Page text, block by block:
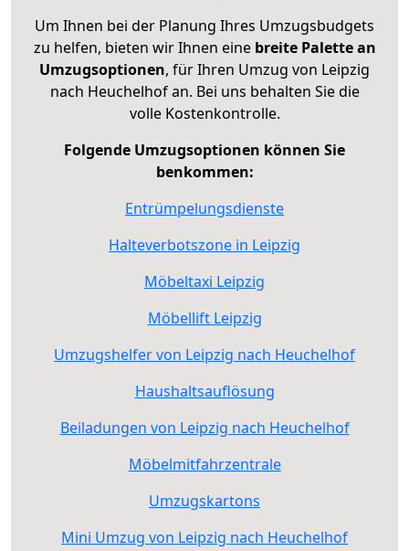
Um Ihnen bei der Planung Ihres Umzugsbudgets
zu helfen, bieten wir Ihnen eine breite Palette an
Umzugsoptionen, für Ihren Umzug von Leipzig
nach Heuchelhof an. Bei uns behalten Sie die
volle Kostenkontrolle.
Folgende Umzugsoptionen können Sie
benkommen:
Entrümpelungsdienste
Halteverbotszone in Leipzig
Möbeltaxi Leipzig
Möbellift Leipzig
Umzugshelfer von Leipzig nach Heuchelhof
Haushaltsauflösung
Beiladungen von Leipzig nach Heuchelhof
Möbelmitfahrzentrale
Umzugskartons
Mini Umzug von Leipzig nach Heuchelhof